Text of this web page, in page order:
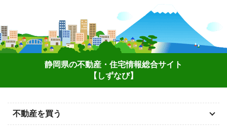
静岡県の不動産・住宅情報総合サイト
【しずなび】
不動産を買う